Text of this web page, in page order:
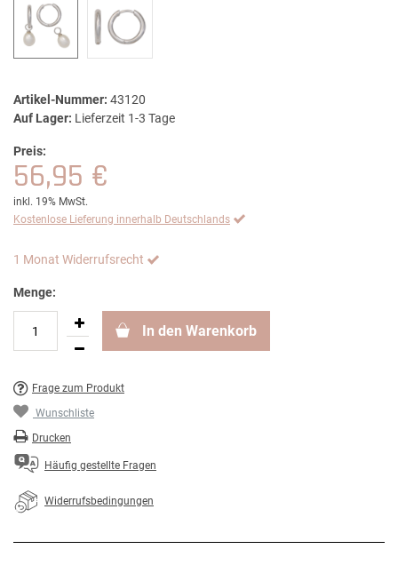
Artikel-Nummer: 43120
Auf Lager: Lieferzeit 1-3 Tage
Preis:
56,95 €
inkl. 19% MwSt.
Kostenlose Lieferung innerhalb Deutschlands
1 Monat Widerrufsrecht
Menge:
In den Warenkorb
Frage zum Produkt
Wunschliste
Drucken
Häufig gestellte Fragen
Widerrufsbedingungen